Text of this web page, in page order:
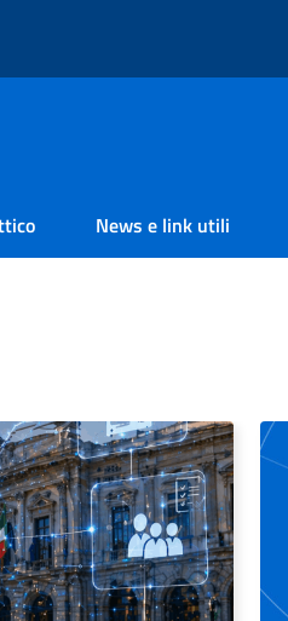
News e link utili